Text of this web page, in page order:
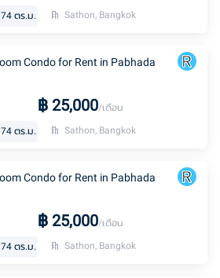
74 ตร.ม. Sathon, Bangkok
Condo for Rent in Pabhada
฿ 25,000/เดือน
74 ตร.ม. Sathon, Bangkok
Condo for Rent in Pabhada
฿ 25,000/เดือน
74 ตร.ม. Sathon, Bangkok